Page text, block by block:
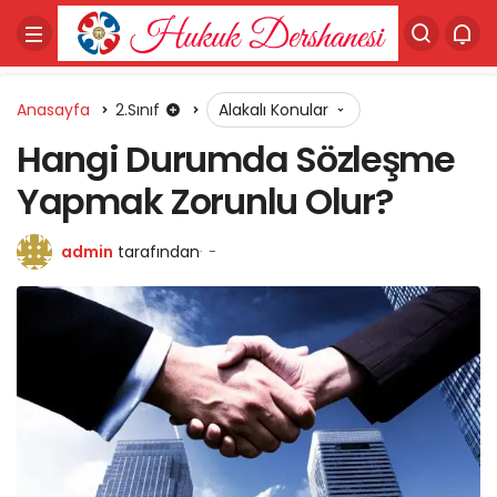
Anasayfa 2.Sınıf Alakalı Konular
Hangi Durumda Sözleşme
Yapmak Zorunlu Olur?
admin tarafından -